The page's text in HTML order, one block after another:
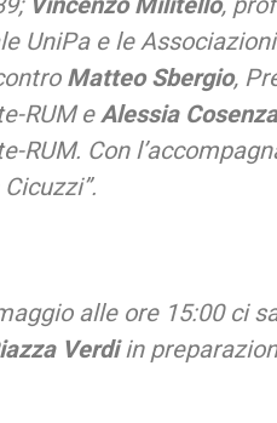
UniPa e le
Matteo Sbergio,
RUM eAlessia Cosenza
RUM. Con
”.
alle ore 15:00 ci
Verdiin